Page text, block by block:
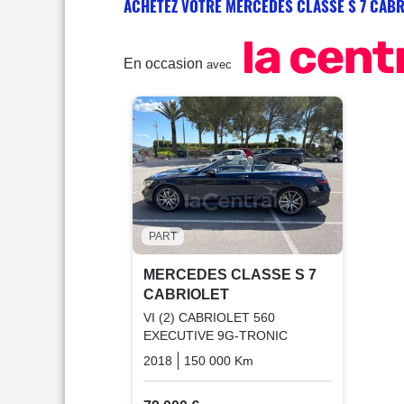
ACHETEZ VOTRE MERCEDES CLASSE S 7
En occasion avec
PART
MERCEDES CLASSE S 7
CABRIOLET
VI (2) CABRIOLET 560
EXECUTIVE 9G-TRONIC
2018
150 000 Km